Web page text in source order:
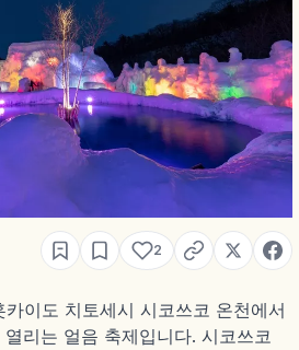
2
이도 치토세시 시코쓰코 온천에서
리는 얼음 축제입니다. 시코쓰코